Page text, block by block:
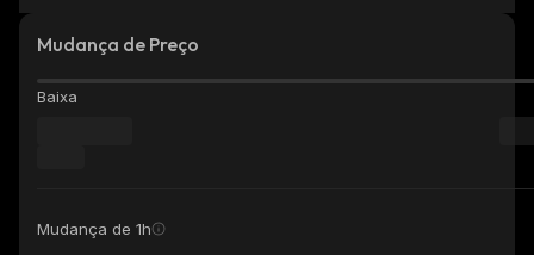
Mudança de Preço
Baixa
Mudança de 1h